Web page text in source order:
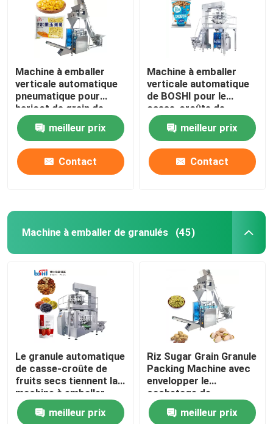
Machine à emballer
verticale automatique
pneumatique pour
haricot de grain de
poudre de riz le bon
meilleur prix
Contact
Machine à emballer
verticale automatique
de BOSHI pour le
casse-croûte de
nourriture de granule
meilleur prix
Contact
Machine à emballer de granulés (45)
Le granule automatique
de casse-croûte de
fruits secs tiennent la
machine à emballer
rotatoire 100G 500G
de pochemeilleur prix
Riz Sugar Grain Granule
Packing Machine avec
envelopper le
cachetage de
étiquetage
meilleur prix